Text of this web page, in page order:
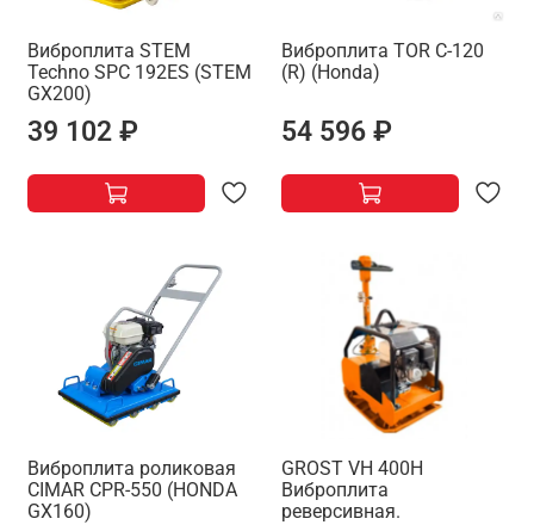
Виброплита STEM
Techno SPC 192ES (STEM
GX200)
39 102 ₽
Виброплита TOR C-120
(R) (Honda)
54 596 ₽
Виброплита роликовая
CIMAR CPR-550 (HONDA
GX160)
GROST VH 400H
Виброплита
реверсивная.